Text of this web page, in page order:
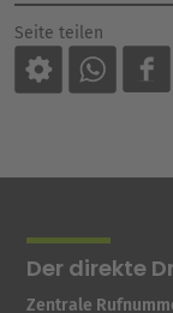
Seite teilen
Der direkte
Zentrale